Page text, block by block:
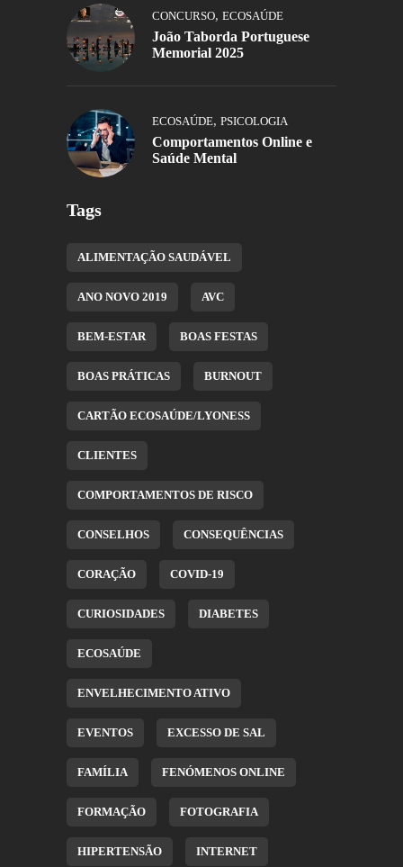
CONCURSO, ECOSAÚDE
João Taborda Portuguese
Memorial 2025
ECOSAÚDE, PSICOLOGIA
Comportamentos Online e
Saúde Mental
Tags
ALIMENTAÇÃO SAUDÁVEL
ANO NOVO 2019 AVC
BEM-ESTAR BOAS FESTAS
BOAS PRÁTICAS BURNOUT
CARTÃO ECOSAÚDE/LYONESS
CLIENTES
COMPORTAMENTOS DE RISCO
CONSELHOS CONSEQUÊNCIAS
CORAÇÃO COVID-19
CURIOSIDADES DIABETES
ECOSAÚDE
ENVELHECIMENTO ATIVO
EVENTOS EXCESSO DE SAL
FAMÍLIA FENÓMENOS ONLINE
FORMAÇÃO FOTOGRAFIA
HIPERTENSÃO INTERNET